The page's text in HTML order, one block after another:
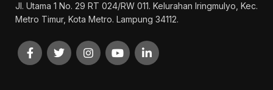
Jl. Utama 1 No. 29 RT 024/RW 011. Kelurahan Iringmulyo, Kec.
Metro Timur, Kota Metro. Lampung 34112.